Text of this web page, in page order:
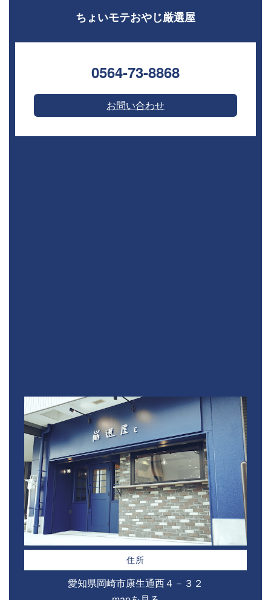
ちょいモテおやじ厳選屋
0564-73-8868⁣
お問い合わせ
住所
愛知県岡崎市康生通西４－３２⁣